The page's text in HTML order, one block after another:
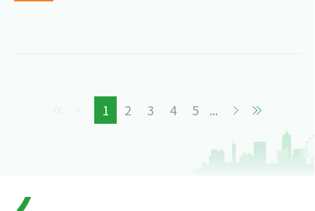
1 2 3 4 5 ...